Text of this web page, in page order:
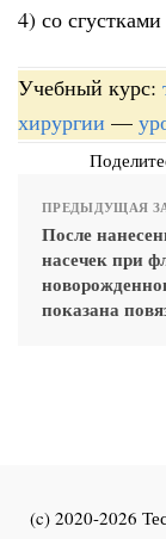
4) со сгустками
Учебный курс:
хирургии —
ПРЕДЫДУЩАЯ
После
насечек при
показана
(c) 2020-2026